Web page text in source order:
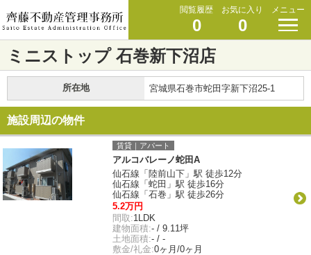
閲覧履歴
0
お気に入り
0
メニュー
ミニストップ 石巻新下沼店
所在地 宮城県石巻市蛇田字新下沼25-1
施設周辺の物件
賃貸｜アパート
アルコバレーノ蛇田A
仙石線「陸前山下」駅 徒歩12分
仙石線「蛇田」駅 徒歩16分
仙石線「石巻」駅 徒歩26分
5.2万円
間取:1LDK
建物面積:- / 9.11坪
土地面積:- / -
敷金/礼金:0ヶ月/0ヶ月